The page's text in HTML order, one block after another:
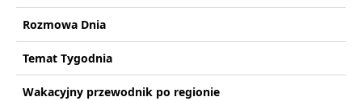
Rozmowa Dnia
Temat Tygodnia
Wakacyjny przewodnik po regionie